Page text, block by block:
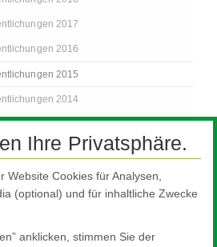
2017
2016
2015
2014
2013
AG
GmbH
Ihre Privatsphäre.
Cookies für Analysen,
(optional) und für inhaltliche Zwecke
anklicken, stimmen Sie der